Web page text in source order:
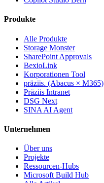
Produkte
Alle Produkte
Storage Monster
SharePoint Approvals
BexioLink
Korporationen Tool
präziis. (Abacus × M365)
Präziis Intranet
DSG Next
SINA AI Agent
Unternehmen
Über uns
Projekte
Ressourcen-Hubs
Microsoft Build Hub